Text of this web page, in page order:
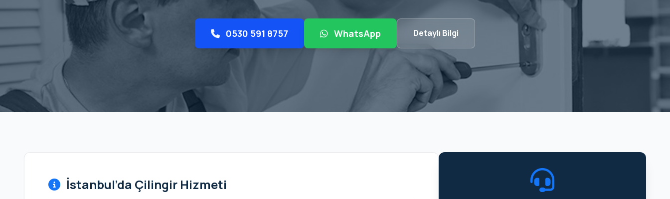
0530 591 8757 WhatsApp Detaylı Bilgi
İstanbul’da Çilingir Hizmeti